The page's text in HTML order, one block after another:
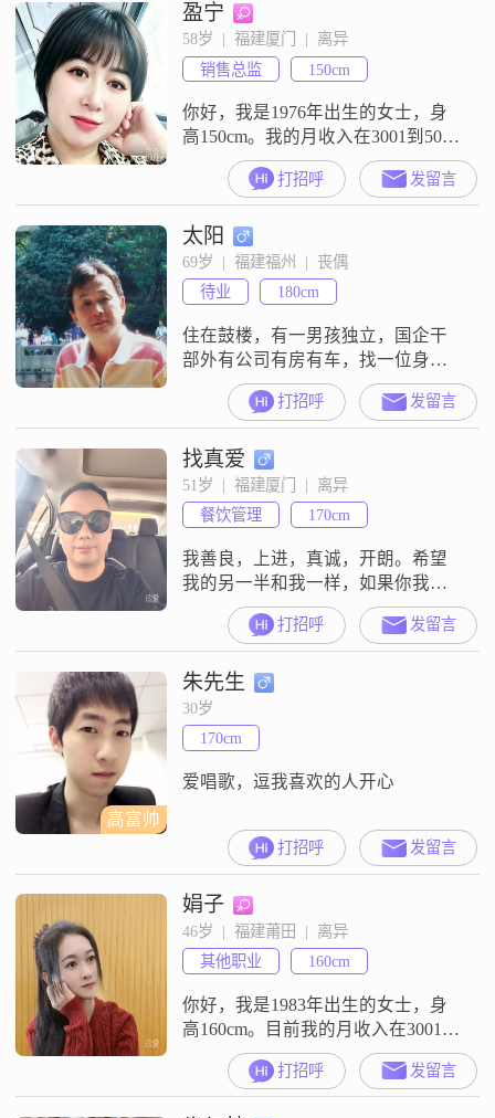
中专，但我一直保持着积极向上的
生活态度。我性格独立自信，乐观
积极，追求简单幸福的生活。平时
我喜欢跑步健身，这让我保持了良
好的身体状态和精神面貌。我还
盈宁
58岁  |  福建厦门  |  离异
销售总监
150cm
你好，我是1976年出生的女士，身
高150cm。我的月收入在3001到5000
元这个区间，现在在厦门工作。我
的学历是高中及以下。我是一个独
立自信的人，平时面对生活里的各
种事情，我都愿意自己去处理，也
相信自己能处理好。我性格乐观积
极，遇到事情不会总往不好的方向
想，更愿意看到事情好的一面。我
随和易相处，和身边的人相处的时
候
打招呼 发留言
太阳
69岁  |  福建福州  |  丧偶
待业
180cm
住在鼓楼，有一男孩独立，国企干
部外有公司有房有车，找一位身高
1.63米以上年龄35—55岁，体重60公
斤左右，高中文化女性为伴。本人
丧偶二年希望找到善良健康关心他
人女性为终身伴侣。
打招呼 发留言
找真爱
51岁  |  福建厦门  |  离异
餐饮管理
170cm
我善良，上进，真诚，开朗。希望
我的另一半和我一样，如果你我三
观相同，就来一次轰轰烈烈的爱
打招呼 发留言
高富帅
朱先生
30岁
170cm
爱唱歌，逗我喜欢的人开心
打招呼 发留言
娟子
46岁  |  福建莆田  |  离异
其他职业
160cm
你好，我是1983年出生的女士，身
高160cm。目前我的月收入在3001到
5000元之间，工作地点在莆田。我
的学历是高中及以下。关于我的性
格和观念，我是一个细腻敏感的
打招呼 发留言